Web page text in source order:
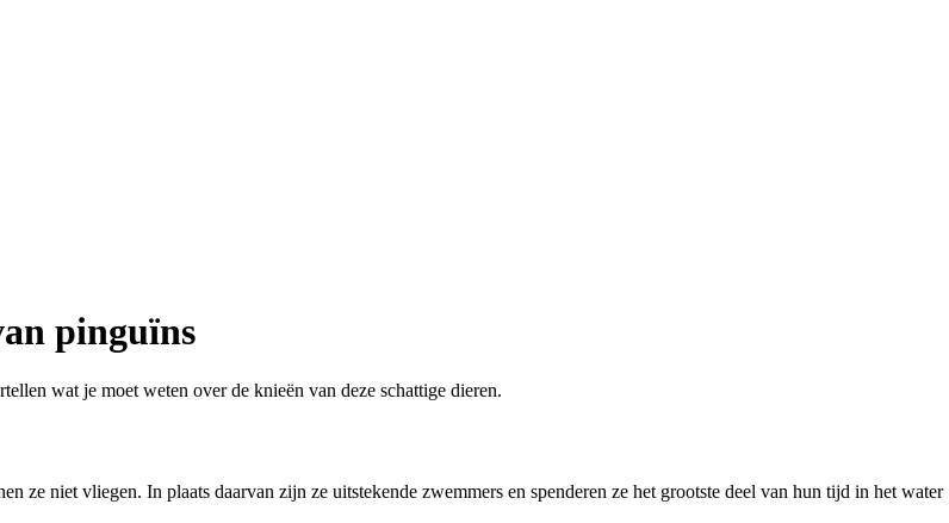
pinguïns
wat je moet weten over de knieën van deze schattige dieren.
ze niet vliegen. In plaats daarvan zijn ze uitstekende zwemmers en spenderen ze het grootste deel van hun tijd in het water